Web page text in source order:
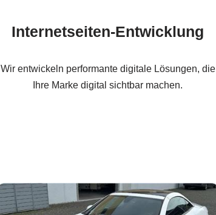
Internetseiten-Entwicklung
Wir entwickeln performante digitale Lösungen, die
Ihre Marke digital sichtbar machen.